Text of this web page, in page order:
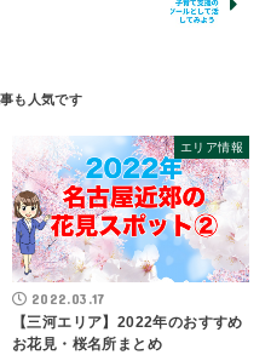
エリア情報
2022.03.17
【三河エリア】2022年のおすすめ
お花見・桜名所まとめ